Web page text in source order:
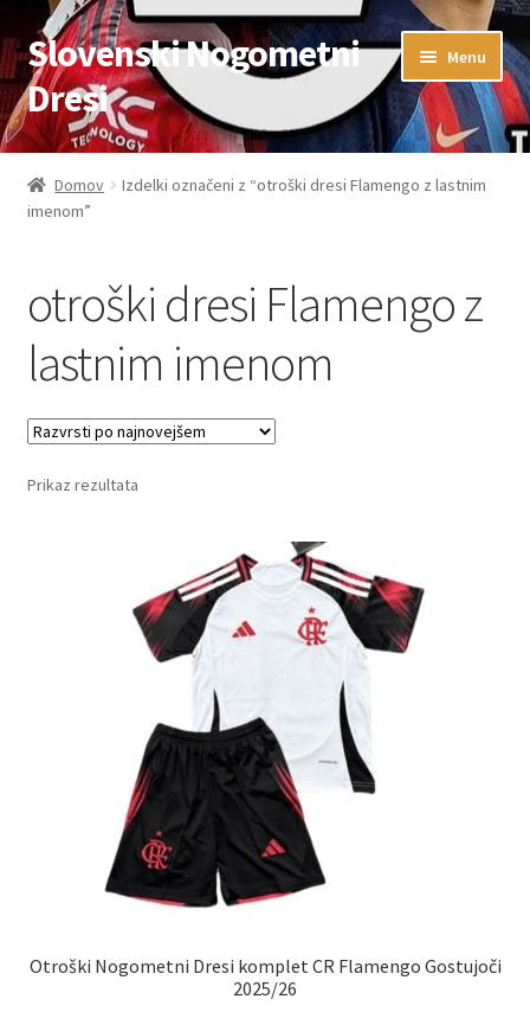
Skip
to
navigation
Skip
to
content
Slovenski Nogometni
Dresi
Menu
Domov
Blog
Kontaktiraj nas
Zaključek nakupa
Domov
Izdelki označeni z “otroški dresi Flamengo z lastnim
imenom”
otroški dresi Flamengo z
lastnim imenom
Prikaz rezultata
Otroški Nogometni Dresi komplet CR Flamengo Gostujoči
2025/26